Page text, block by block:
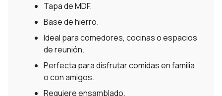
Tapa de MDF.
Base de hierro.
Ideal para comedores, cocinas o espacios
de reunión.
Perfecta para disfrutar comidas en familia
o con amigos.
Requiere ensamblado.